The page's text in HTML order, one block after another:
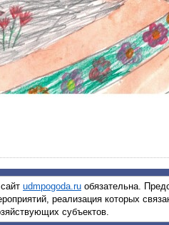
udmpogoda.ru обязательна.
реализация которых
субъектов.